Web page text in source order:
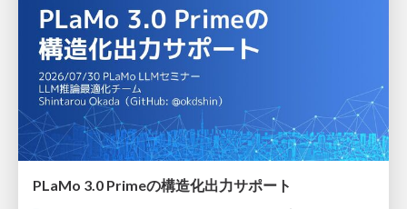
PLaMo 3.0 Primeの構造化出力サポート